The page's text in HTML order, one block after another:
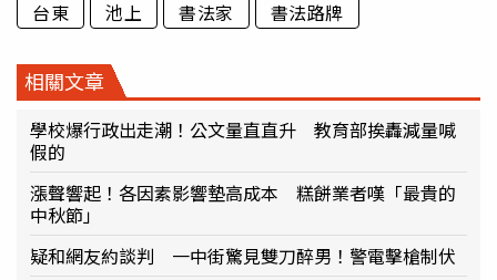
台東 池上 書法家 書法路牌
相關文章
學校爆行政出走潮！公文量直直升 教育部挨轟減量喊
假的
漲聲響起！各因素影響墊高成本 糕餅業者嘆「最貴的
中秋節」
疑和網友約談判 一中街驚見雙刀醉男！警電擊槍制伏